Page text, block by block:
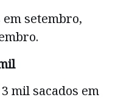
setembro,
mil sacados em